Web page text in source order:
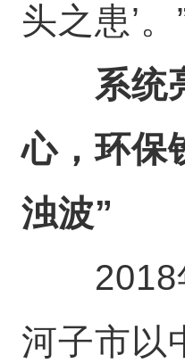
头之患’。
系统亮
心，环保
浊波”
2018
河子市以